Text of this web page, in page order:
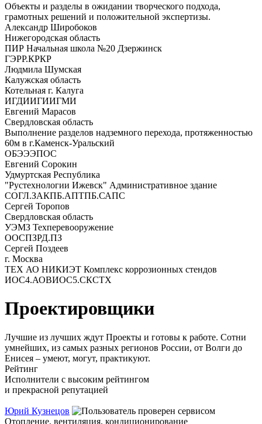
Объекты и разделы в ожидании творческого подхода,
грамотных решений и положительной экспертизы.
Александр Широбоков
Нижегородская область
ПИР Начальная школа №20 Дзержинск
ГЭРР.КРКР
Людмила Шумская
Калужская область
Котельная г. Калуга
ИГДИИГИИГМИ
Евгений Марасов
Свердловская область
Выполнение разделов надземного перехода, протяженностью
60м в г.Каменск-Уральский
ОБЭЭЭПОС
Евгений Сорокин
Удмуртская Республика
"Рустехнологии Ижевск" Административное здание
СОГЛ.ЗАКПБ.АПТПБ.САПС
Сергей Торопов
Свердловская область
УЭМЗ Техперевооружение
ООСПЗРД.ПЗ
Сергей Поздеев
г. Москва
ТЕХ АО НИКИЭТ Комплекс коррозионных стендов
ИОС4.АОВИОС5.СКСТХ
Проектировщики
Лучшие из лучших ждут Проекты и готовы к работе. Сотни
умнейших, из самых разных регионов России, от Волги до
Енисея – умеют, могут, практикуют.
Рейтинг
Исполнители с высоким рейтингом
и прекрасной репутацией
Юрий Кузнецов
Отопление, вентиляция, кондиционирование